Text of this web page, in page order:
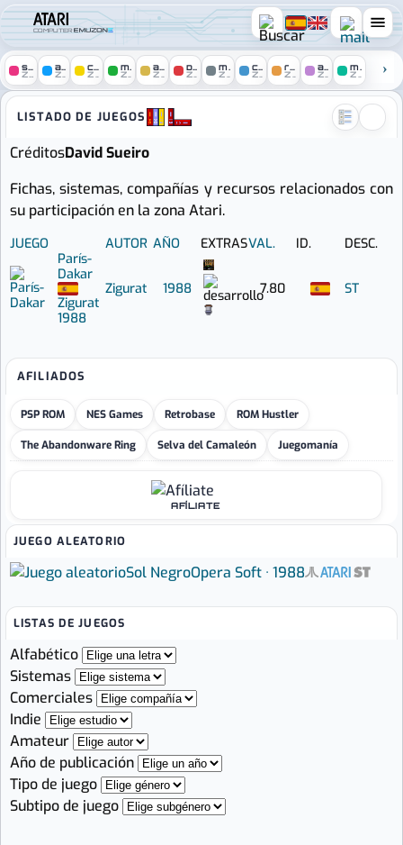
COMPUTER
spectrum amstrad c64 msx amiga pc mac console remakes arcade mobile
Atari zone :: Juegos con
LISTADO DE JUEGOS
CréditosDavid Sueiro
Fichas, sistemas, compañías y recursos relacionados con
su participación en la zona Atari.
JUEGO AUTOR AÑO EXTRASVAL. ID.
DESC.
París-
Dakar
Zigurat
1988
Zigurat 1988 7.80 ST
AFILIADOS
PSP ROM NES Games Retrobase ROM Hustler
The Abandonware Ring Selva del Camaleón Juegomanía
AFÍLIATE
JUEGO ALEATORIO
Sol NegroOpera Soft · 1988
LISTAS DE JUEGOS
Alfabético
Sistemas
Comerciales
Indie
Amateur
Año de publicación
Tipo de juego
Subtipo de juego